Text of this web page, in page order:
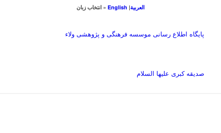
العربیة|
English « انتخاب زبان
پایگاه اطلاع رسانی موسسه فرهنگی و پژوهشی ولاء
صدیقه کبری علیها السلام